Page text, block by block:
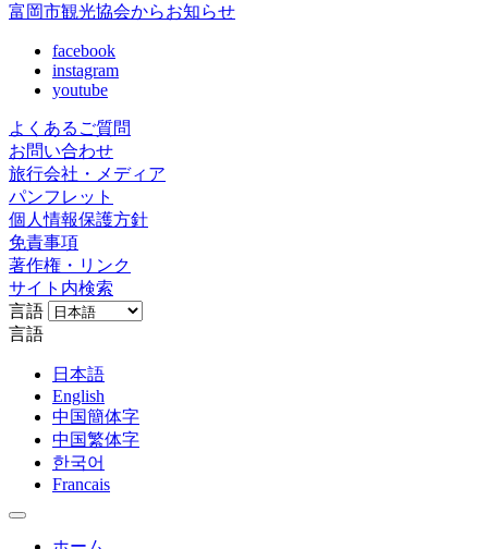
富岡市観光協会からお知らせ
facebook
instagram
youtube
よくあるご質問
お問い合わせ
旅行会社・メディア
パンフレット
個人情報保護方針
免責事項
著作権・リンク
サイト内検索
言語
言語
日本語
English
中国簡体字
中国繁体字
한국어
Francais